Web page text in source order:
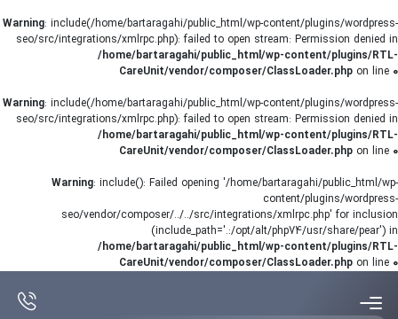
Warning: include(/home/bartaragahi/public_html/wp-content/plugins/wordpress-
seo/src/integrations/xmlrpc.php): failed to open stream: Permission denied in
/home/bartaragahi/public_html/wp-content/plugins/RTL-
CareUnit/vendor/composer/ClassLoader.php on line 0
Warning: include(/home/bartaragahi/public_html/wp-content/plugins/wordpress-
seo/src/integrations/xmlrpc.php): failed to open stream: Permission denied in
/home/bartaragahi/public_html/wp-content/plugins/RTL-
CareUnit/vendor/composer/ClassLoader.php on line 0
Warning: include(): Failed opening '/home/bartaragahi/public_html/wp-
content/plugins/wordpress-
seo/vendor/composer/../../src/integrations/xmlrpc.php' for inclusion
(include_path='.:/opt/alt/php74/usr/share/pear') in
/home/bartaragahi/public_html/wp-content/plugins/RTL-
CareUnit/vendor/composer/ClassLoader.php on line 0